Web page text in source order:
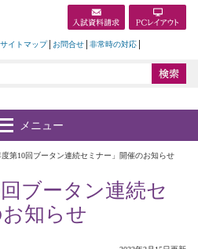
サイトマップ お問合せ 非常時の対応
度第10回ブータン連続セミナー」開催のお知らせ
回ブータン連続セ
知らせ